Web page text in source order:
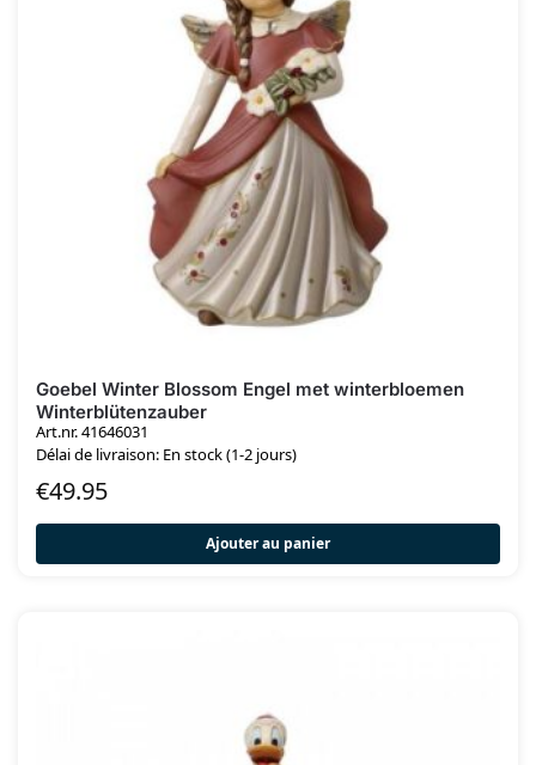
Goebel Winter Blossom Engel met winterbloemen
Winterblütenzauber
Art.nr. 41646031
Délai de livraison: En stock (1-2 jours)
€49.95
Ajouter au panier